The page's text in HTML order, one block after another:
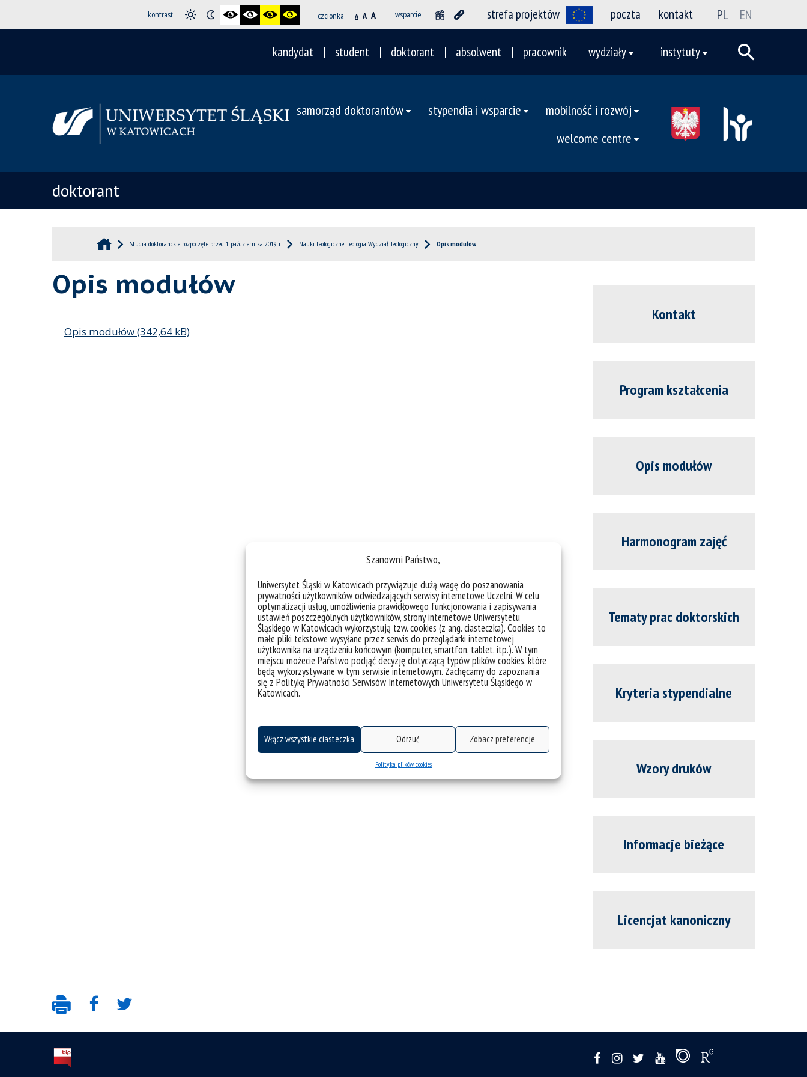
Szanowni Państwo,
Uniwersytet Śląski w Katowicach przywiązuje dużą wagę do poszanowania
prywatności użytkowników odwiedzających serwisy internetowe Uczelni. W celu
optymalizacji usług, umożliwienia prawidłowego funkcjonowania i zapisywania
ustawień poszczególnych użytkowników, strony internetowe Uniwersytetu
Śląskiego w Katowicach wykorzystują tzw. cookies (z ang. ciasteczka). Cookies to
małe pliki tekstowe wysyłane przez serwis do przeglądarki internetowej
użytkownika na urządzeniu końcowym (komputer, smartfon, tablet, itp.). W tym
miejscu możecie Państwo podjąć decyzję dotyczącą typów plików cookies, które
będą wykorzystywane w tym serwisie internetowym. Zachęcamy do zapoznania
się z Polityką Prywatności Serwisów Internetowych Uniwersytetu Śląskiego w
Katowicach.
Włącz wszystkie ciasteczka Odrzuć Zobacz preferencje
Polityka plików cookies
kontrast czcionka A A A wsparcie strefa projektów poczta kontakt PL EN
kandydat student doktorant absolwent pracownik wydziały instytuty
samorząd doktorantów stypendia i wsparcie
mobilność i rozwój
welcome centre
doktorant
Studia doktoranckie rozpoczęte przed 1 października 2019 r. Nauki teologiczne: teologia. Wydział Teologiczny Opis modułów
Opis modułów
Opis modułów
Kontakt
Program kształcenia
Opis modułów
Harmonogram zajęć
Tematy prac doktorskich
Kryteria stypendialne
Wzory druków
Informacje bieżące
Licencjat kanoniczny